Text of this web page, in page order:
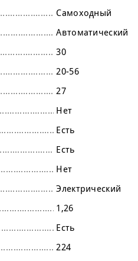
Самоходный
Автоматический
30
20-56
27
Нет
Есть
Есть
Нет
Электрический
1,26
Есть
224